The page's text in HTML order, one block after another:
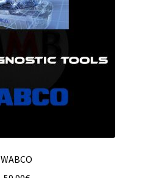
WABCO